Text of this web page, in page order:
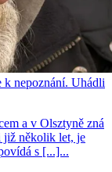
k nepoznání. Uhádli
a v Olsztyně zná
již několik let, je
s [...]...